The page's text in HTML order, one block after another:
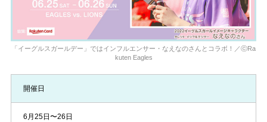
「イーグルスガールデー」ではインフルエンサー・なえなのさんとコラボ！／ⓒRa
kuten Eagles
開催日
6月25日〜26日